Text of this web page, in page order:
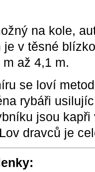
na kole,
je v těsné
až 4,1 m.
se loví
rybáři
jsou
dravců je